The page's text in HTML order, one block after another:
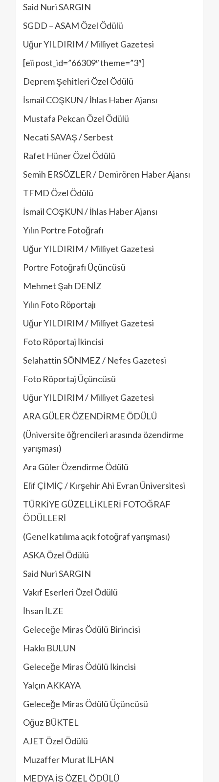
Said Nuri SARGIN
SGDD – ASAM Özel Ödülü
Uğur YILDIRIM / Milliyet Gazetesi
[eii post_id=”66309″ theme=”3″]
Deprem Şehitleri Özel Ödülü
İsmail COŞKUN / İhlas Haber Ajansı
Mustafa Pekcan Özel Ödülü
Necati SAVAŞ / Serbest
Rafet Hüner Özel Ödülü
Semih ERSÖZLER / Demirören Haber Ajansı
TFMD Özel Ödülü
İsmail COŞKUN / İhlas Haber Ajansı
Yılın Portre Fotoğrafı
Uğur YILDIRIM / Milliyet Gazetesi
Portre Fotoğrafı Üçüncüsü
Mehmet Şah DENİZ
Yılın Foto Röportajı
Uğur YILDIRIM / Milliyet Gazetesi
Foto Röportaj İkincisi
Selahattin SÖNMEZ / Nefes Gazetesi
Foto Röportaj Üçüncüsü
Uğur YILDIRIM / Milliyet Gazetesi
ARA GÜLER ÖZENDİRME ÖDÜLÜ
(Üniversite öğrencileri arasında özendirme
yarışması)
Ara Güler Özendirme Ödülü
Elif ÇİMİÇ / Kırşehir Ahi Evran Üniversitesi
TÜRKİYE GÜZELLİKLERİ FOTOĞRAF
ÖDÜLLERİ
(Genel katılıma açık fotoğraf yarışması)
ASKA Özel Ödülü
Said Nuri SARGIN
Vakıf Eserleri Özel Ödülü
İhsan İLZE
Geleceğe Miras Ödülü Birincisi
Hakkı BULUN
Geleceğe Miras Ödülü İkincisi
Yalçın AKKAYA
Geleceğe Miras Ödülü Üçüncüsü
Oğuz BÜKTEL
AJET Özel Ödülü
Muzaffer Murat İLHAN
MEDYA İŞ ÖZEL ÖDÜLÜ